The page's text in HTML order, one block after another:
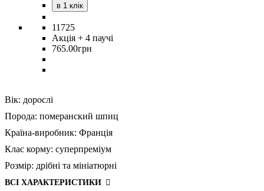
в 1 клік
11725
Акція + 4 паучі
765.00грн
Вік: дорослі
Порода: померанский шпиц
Країна-виробник: Франція
Клас корму: суперпреміум
Розмір: дрібні та мініатюрні
ВСІ ХАРАКТЕРИСТИКИ